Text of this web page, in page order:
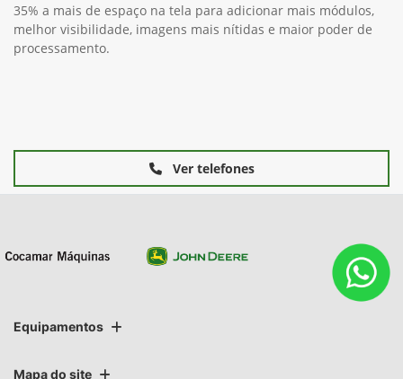
35% a mais de espaço na tela para adicionar mais módulos,
melhor visibilidade, imagens mais nítidas e maior poder de
processamento.
Ver telefones
Equipamentos
Mapa do site